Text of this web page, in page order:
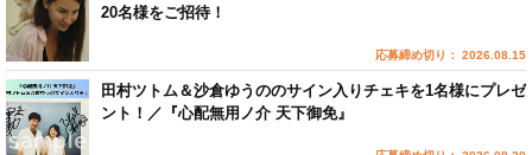
20名様をご招待！
応募締め切り： 2026.08.15
田村ツトム＆沙倉ゆうののサイン入りチェキを1名様にプレゼ
ント！／『心配無用ノ介 天下御免』